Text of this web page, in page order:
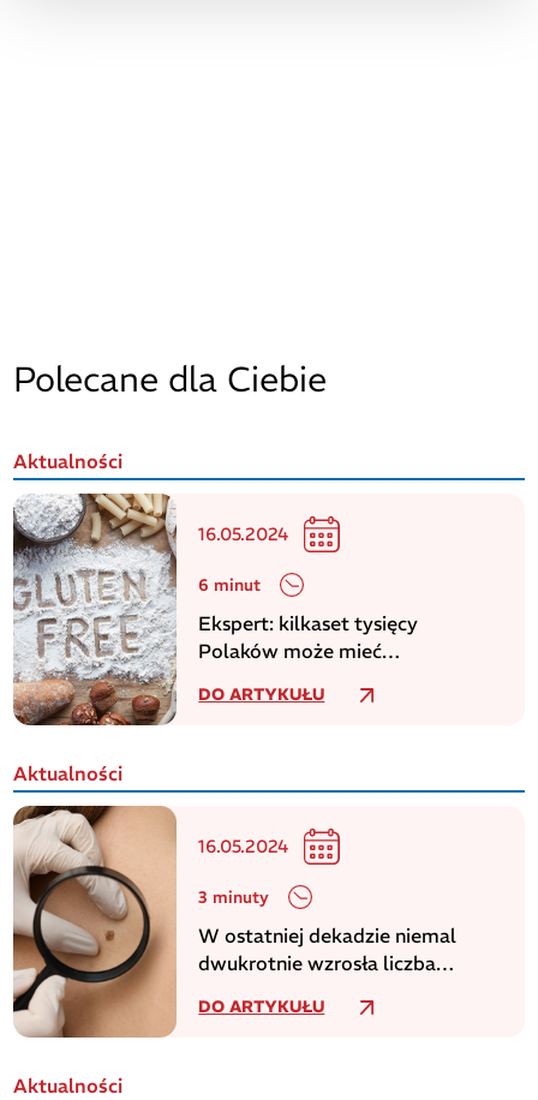
Polecane dla Ciebie
Aktualności
16.05.2024
6 minut
Ekspert: kilkaset tysięcy
Polaków może mieć
DO ARTYKUŁU
Aktualności
16.05.2024
3 minuty
W ostatniej dekadzie niemal
dwukrotnie wzrosła liczba
DO ARTYKUŁU
Aktualności